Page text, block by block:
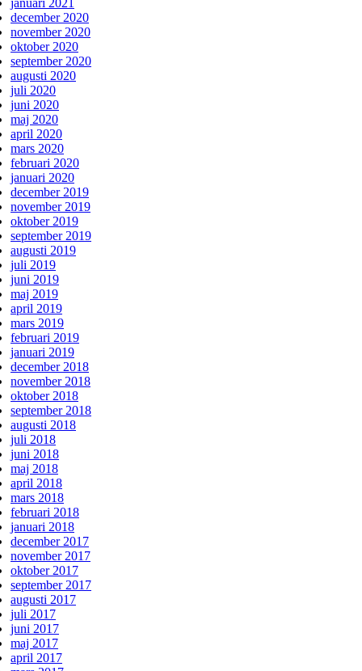
januari 2021
december 2020
november 2020
oktober 2020
september 2020
augusti 2020
juli 2020
juni 2020
maj 2020
april 2020
mars 2020
februari 2020
januari 2020
december 2019
november 2019
oktober 2019
september 2019
augusti 2019
juli 2019
juni 2019
maj 2019
april 2019
mars 2019
februari 2019
januari 2019
december 2018
november 2018
oktober 2018
september 2018
augusti 2018
juli 2018
juni 2018
maj 2018
april 2018
mars 2018
februari 2018
januari 2018
december 2017
november 2017
oktober 2017
september 2017
augusti 2017
juli 2017
juni 2017
maj 2017
april 2017